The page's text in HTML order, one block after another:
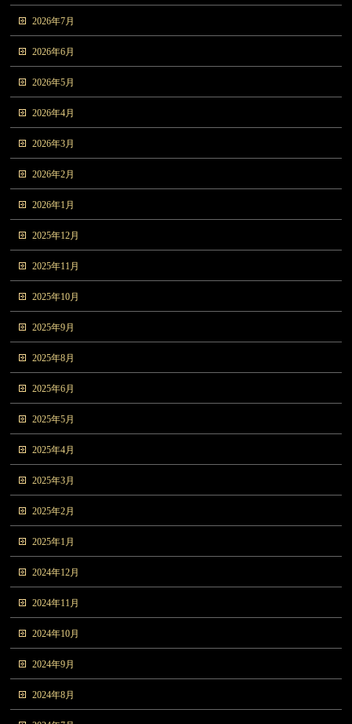
2026年7月
2026年6月
2026年5月
2026年4月
2026年3月
2026年2月
2026年1月
2025年12月
2025年11月
2025年10月
2025年9月
2025年8月
2025年6月
2025年5月
2025年4月
2025年3月
2025年2月
2025年1月
2024年12月
2024年11月
2024年10月
2024年9月
2024年8月